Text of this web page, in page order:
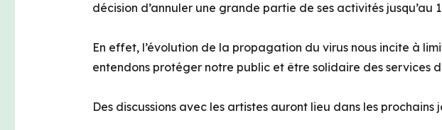
décision d’annuler une grande partie de ses activités jusqu’au
En effet, l’évolution de la propagation du virus nous incite à
entendons protéger notre public et être solidaire des services
Des discussions avec les artistes auront lieu dans les